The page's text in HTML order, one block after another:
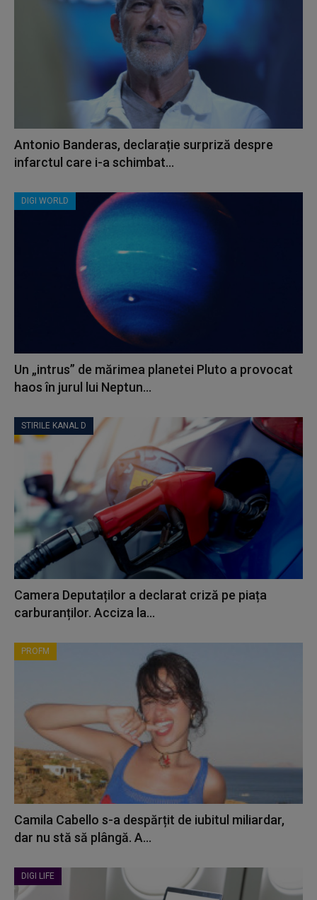
Antonio Banderas, declarație surpriză despre
infarctul care i-a schimbat...
DIGI WORLD
Un „intrus” de mărimea planetei Pluto a provocat
haos în jurul lui Neptun...
STIRILE KANAL D
Camera Deputaților a declarat criză pe piața
carburanților. Acciza la...
PROFM
Camila Cabello s-a despărțit de iubitul miliardar,
dar nu stă să plângă. A...
DIGI LIFE